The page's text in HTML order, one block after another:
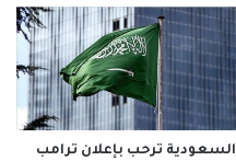
السعودية ترحب بإعلان ترامب